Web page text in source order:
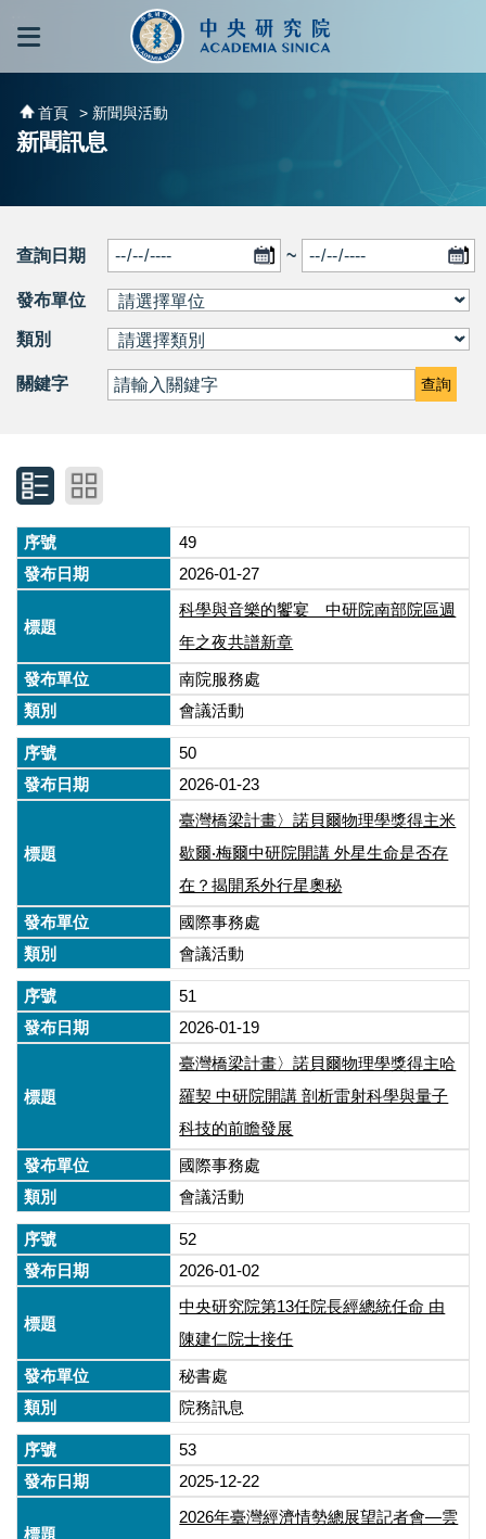
跳到主要內容區塊
首頁 > 新聞與活動
新聞訊息
查詢日期 ~
發布單位
類別
關鍵字 查詢
49
2026-01-27
科學與音樂的饗宴 中研院南部院區週
年之夜共譜新章
南院服務處
會議活動
50
2026-01-23
臺灣橋梁計畫〉諾貝爾物理學獎得主米
歇爾‧梅爾中研院開講 外星生命是否存
在？揭開系外行星奧秘
國際事務處
會議活動
51
2026-01-19
臺灣橋梁計畫〉諾貝爾物理學獎得主哈
羅契 中研院開講 剖析雷射科學與量子
科技的前瞻發展
國際事務處
會議活動
52
2026-01-02
中央研究院第13任院長經總統任命 由
陳建仁院士接任
秘書處
院務訊息
53
2025-12-22
2026年臺灣經濟情勢總展望記者會—雲